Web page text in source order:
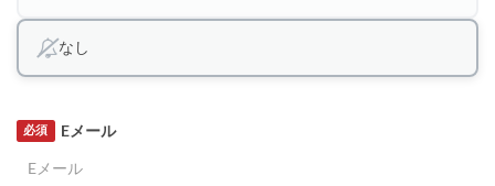
なし
Eメール
必須